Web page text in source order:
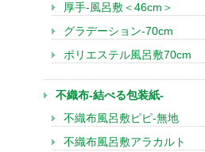
厚手-風呂敷＜46cm＞
グラデーション-70cm
ポリエステル風呂敷70cm
不織布-結べる包装紙-
不織布風呂敷ピピ-無地
不織布風呂敷アラカルト